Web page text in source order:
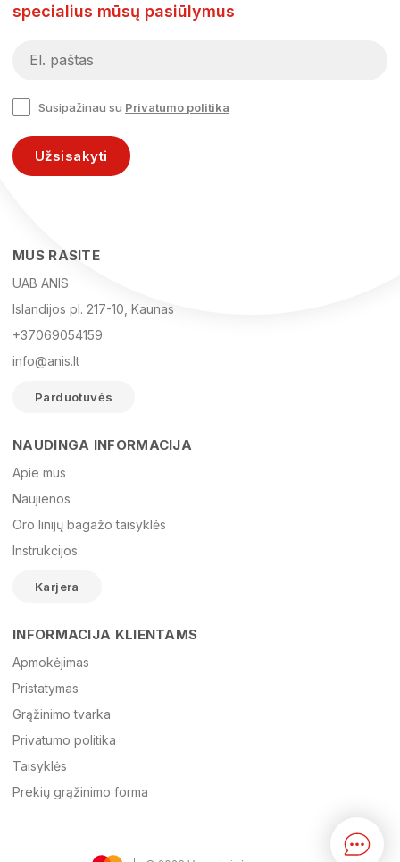
El. paštas
Žinutė
specialius mūsų pasiūlymus
Susipažinau su Privatumo politika
Užsisakyti
MUS RASITE
UAB ANIS
Islandijos pl. 217-10, Kaunas
+37069054159
info@anis.lt
Parduotuvės
NAUDINGA INFORMACIJA
Apie mus
Naujienos
Oro linijų bagažo taisyklės
Instrukcijos
Karjera
INFORMACIJA KLIENTAMS
Apmokėjimas
Pristatymas
Grąžinimo tvarka
Privatumo politika
Taisyklės
Prekių grąžinimo forma